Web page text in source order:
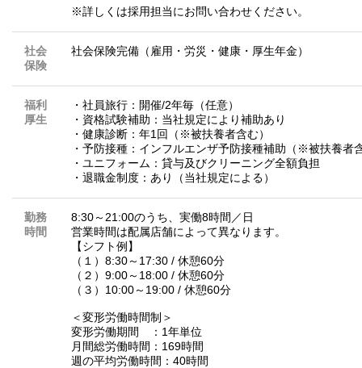
※詳しくは採用担当にお問い合わせください。
社会
保険
社会保険完備（雇用・労災・健康・厚生年金）
福利
厚生
・社員旅行：開催/2年毎（任意）
・資格試験補助：当社規定により補助あり
・健康診断：年1回（※被扶養者含む）
・予防接種：インフルエンザ予防接種補助（※被扶養者
・ユニフォーム：貸与及びクリーニング全額負担
・退職金制度：あり（当社規定による）
勤務
時間
8:30～21:00のうち、実働8時間／日
営業時間は配属店舗によって異なります。
【シフト例】
（１）8:30～17:30 / 休憩60分
（２）9:00～18:00 / 休憩60分
（３）10:00～19:00 / 休憩60分
＜変形労働時間制＞
変形労働期間 ：1年単位
月間総労働時間：169時間
週の平均労働時間：40時間